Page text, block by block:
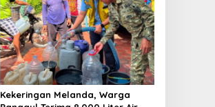
Kekeringan Melanda, Warga